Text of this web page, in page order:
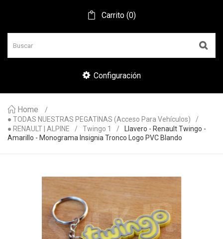
Carrito (0)
Configuración
Home
● TODAS NUESTRAS PEGATINAS (acceso Para Vehículos)
● RENAULT | ALPINE
Twingo 1
Llavero - Renault Twingo -
Amarillo - Monograma Insignia Tronco Logo PVC Blando